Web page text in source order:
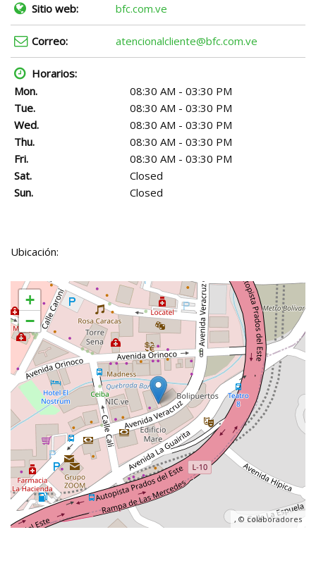
Sitio web: bfc.com.ve
Correo: atencionalcliente@bfc.com.ve
Horarios:
Mon.
08:30 AM - 03:30 PM
Tue.
08:30 AM - 03:30 PM
Wed.
08:30 AM - 03:30 PM
Thu.
08:30 AM - 03:30 PM
Fri.
08:30 AM - 03:30 PM
Sat.
Closed
Sun.
Closed
Ubicación:
+
−
, © colaboradores